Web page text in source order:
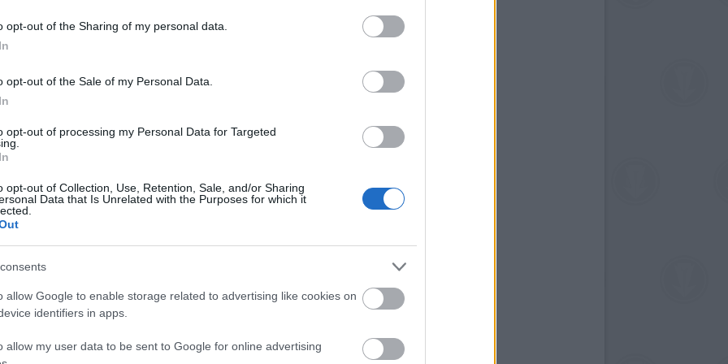
opt-out of the Sharing of my personal data.
opt-out of the Sale of my Personal Data.
opt-out of processing my Personal Data for Targeted
opt-out of Collection, Use, Retention, Sale, and/or Sharing
Data that Is Unrelated with the Purposes for which it
allow Google to enable storage related to advertising like cookies on
identifiers in apps.
allow my user data to be sent to Google for online advertising
több mint száz hamis futballklub-emblémát
az elkövetőt áru hamis megjelölése okán több
termékeket pedig elkobozzák.
30 liter rizsbort, amelynek eredetét a
adott nyugtát a próbavásárlás során,
elmulasztása miatt is büntetést kap,
az 1,1 millió forintot.